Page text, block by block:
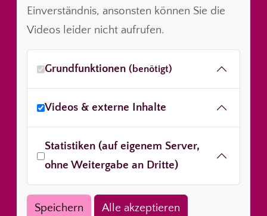
Einverständnis, ansonsten können Sie die
Videos leider nicht aufrufen.
Grundfunktionen (benötigt)
Videos & externe Inhalte
Statistiken (auf eigenem Server,
ohne Weitergabe an Dritte)